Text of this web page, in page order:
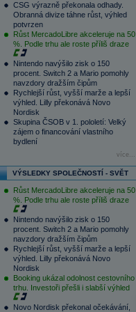
CSG výrazně překonala odhady.
Obranná divize táhne růst, výhled
potvrzen
Růst MercadoLibre akceleruje na 50
%. Podle trhu ale roste příliš draze
Nintendo navýšilo zisk o 150
procent. Switch 2 a Mario pomohly
navzdory dražším čipům
Rychlejší růst, vyšší marže a lepší
výhled. Lilly překonává Novo
Nordisk
Skupina ČSOB v 1. pololetí: Velký
zájem o financování vlastního
bydlení
více...
VÝSLEDKY SPOLEČNOSTÍ - SVĚT
Růst MercadoLibre akceleruje na 50
%. Podle trhu ale roste příliš draze
Nintendo navýšilo zisk o 150
procent. Switch 2 a Mario pomohly
navzdory dražším čipům
Rychlejší růst, vyšší marže a lepší
výhled. Lilly překonává Novo
Nordisk
Booking ukázal odolnost cestovního
trhu. Investoři přešli i slabší výhled
Novo Nordisk překonal očekávání,